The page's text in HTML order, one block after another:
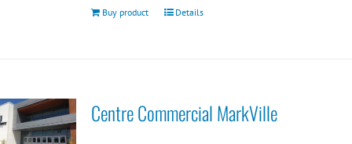
Buy product Details
Centre Commercial MarkVille